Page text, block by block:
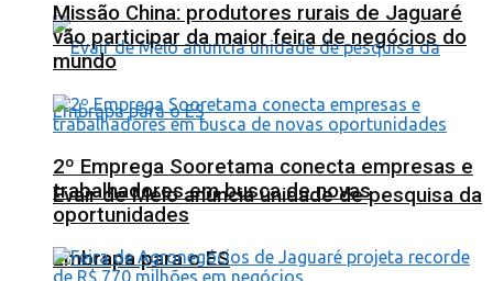
Evair de Melo anuncia unidade de pesquisa da
Embrapa para o ES
Missão China: produtores rurais de Jaguaré
vão participar da maior feira de negócios do
mundo
2º Emprega Sooretama conecta empresas e
trabalhadores em busca de novas
oportunidades